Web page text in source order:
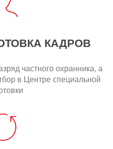
КАДРОВ
частного охранника, а
в Центре специальной